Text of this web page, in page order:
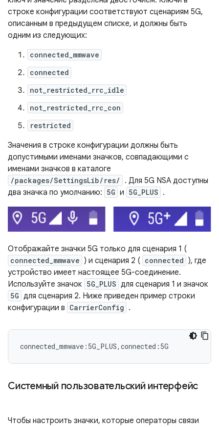
строке конфигурации соответствуют сценариям 5G,
описанным в предыдущем списке, и должны быть
одним из следующих:
connected_mmwave
connected
not_restricted_rrc_idle
not_restricted_rrc_con
restricted
Значения в строке конфигурации должны быть
допустимыми именами значков, совпадающими с
именами значков в каталоге
/packages/SettingsLib/res/
. Для 5G NSA доступны
два значка по умолчанию: 5G и 5G_PLUS .
Отображайте значки 5G только для сценария 1 (
connected_mmwave ) и сценария 2 ( connected ), где
устройство имеет настоящее 5G-соединение.
Используйте значок 5G_PLUS для сценария 1 и значок
5G для сценария 2. Ниже приведен пример строки
конфигурации в CarrierConfig .
Системный пользовательский интерфейс
Чтобы настроить значки, которые операторы связи